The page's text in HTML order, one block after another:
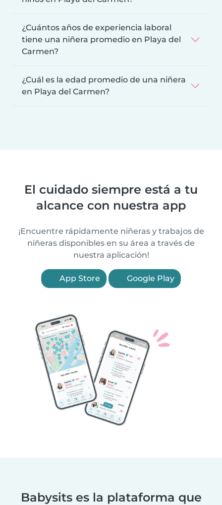
¿Cuántos años de experiencia laboral
tiene una niñera promedio en Playa del
Carmen?
¿Cuál es la edad promedio de una niñera
en Playa del Carmen?
El cuidado siempre está a tu
alcance con nuestra app
¡Encuentre rápidamente niñeras y trabajos de
niñeras disponibles en su área a través de
nuestra aplicación!
App Store Google Play
Babysits es la plataforma que